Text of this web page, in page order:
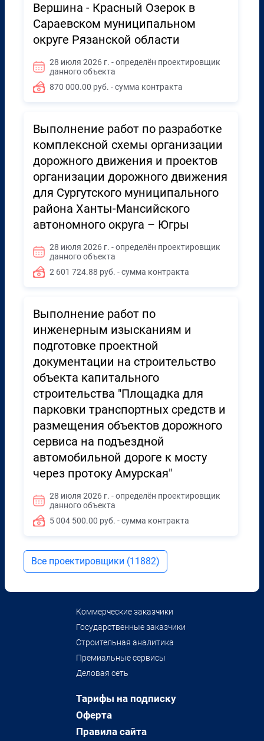
Вершина - Красный Озерок в
Сараевском муниципальном
округе Рязанской области
28 июля 2026 г. - определён проектировщик
данного объекта
870 000.00 руб. - сумма контракта
Выполнение работ по разработке
комплексной схемы организации
дорожного движения и проектов
организации дорожного движения
для Сургутского муниципального
района Ханты-Мансийского
автономного округа – Югры
28 июля 2026 г. - определён проектировщик
данного объекта
2 601 724.88 руб. - сумма контракта
Выполнение работ по
инженерным изысканиям и
подготовке проектной
документации на строительство
объекта капитального
строительства "Площадка для
парковки транспортных средств и
размещения объектов дорожного
сервиса на подъездной
автомобильной дороге к мосту
через протоку Амурская"
28 июля 2026 г. - определён проектировщик
данного объекта
5 004 500.00 руб. - сумма контракта
Все проектировщики (11882)
Коммерческие заказчики
Государственные заказчики
Строительная аналитика
Премиальные сервисы
Деловая сеть
Тарифы на подписку
Оферта
Правила сайта